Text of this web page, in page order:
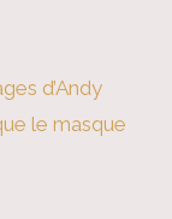
d’Andy
le masque